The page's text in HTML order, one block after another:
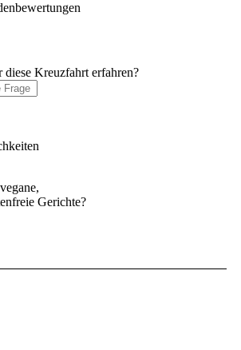
diese Kreuzfahrt erfahren?
Gerichte?